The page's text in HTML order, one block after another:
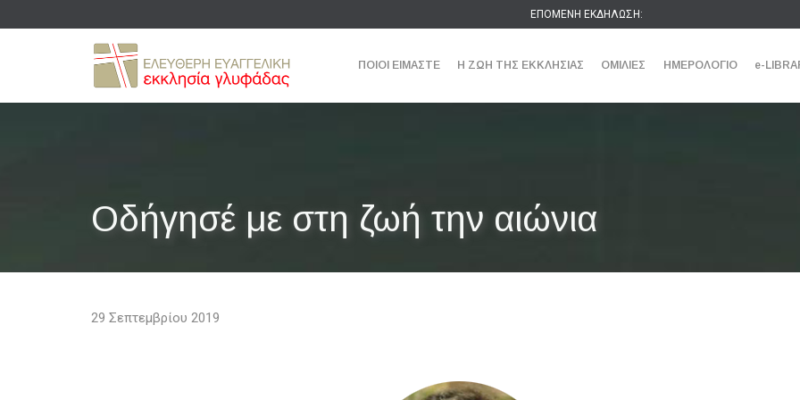
ΕΠΟΜΕΝΗ ΕΚΔΗΛΩΣΗ:
ΠΟΙΟΙ ΕΙΜΑΣΤΕ Η ΖΩΗ ΤΗΣ ΕΚΚΛΗΣΙΑΣ ΟΜΙΛΙΕΣ ΗΜΕΡΟΛΟΓΙΟ e-
Οδήγησέ με στη ζωή την αιώνια
29 Σεπτεμβρίου 2019